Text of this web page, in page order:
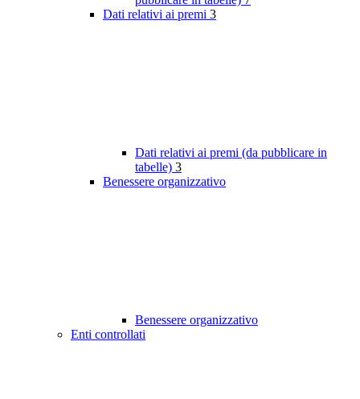
Dati relativi ai premi 3
Dati relativi ai premi (da pubblicare in
tabelle) 3
Benessere organizzativo
Benessere organizzativo
Enti controllati